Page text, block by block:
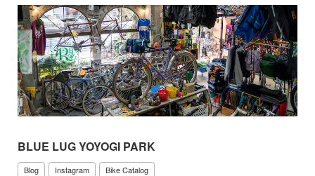
BLUE LUG YOYOGI PARK
Blog Instagram Bike Catalog